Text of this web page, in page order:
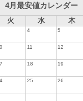
4月最安値カレンダー
火 水 木
4 5
11 12
18 19
25 26